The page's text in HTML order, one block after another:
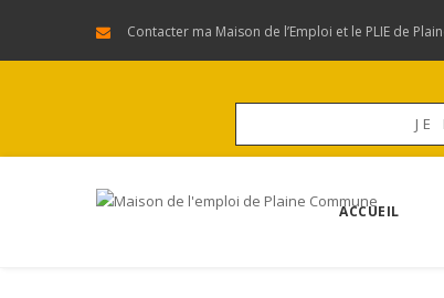
Contacter ma Maison de l’Emploi et le PLIE de
JE
ACCUEIL